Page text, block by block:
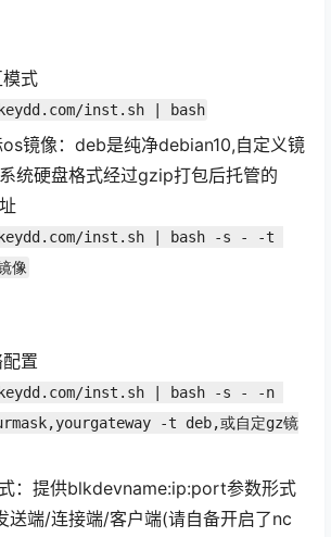
式
inst.sh | bash
镜像：deb是纯净debian10,自定义镜
统硬盘格式经过gzip打包后托管的
inst.sh | bash -s - -t
像
置
inst.sh | bash -s - -n
-t deb,或自定gz镜
：提供blkdevname:ip:port参数形式
送端/连接端/客户端(请自备开启了nc